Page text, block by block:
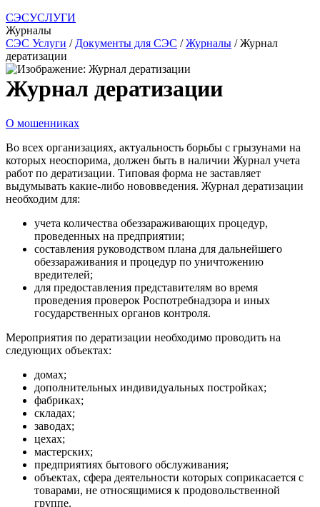
СЭСУСЛУГИ
Журналы
СЭС Услуги / Документы для СЭС /Журналы / Журнал
дератизации
Журнал дератизации
О мошенниках
Во всех организациях, актуальность борьбы с грызунами на
которых неоспорима, должен быть в наличии Журнал учета
работ по дератизации. Типовая форма не заставляет
выдумывать какие-либо нововведения. Журнал дератизации
необходим для:
учета количества обеззараживающих процедур,
проведенных на предприятии;
составления руководством плана для дальнейшего
обеззараживания и процедур по уничтожению
вредителей;
для предоставления представителям во время
проведения проверок Роспотребнадзора и иных
государственных органов контроля.
Мероприятия по дератизации необходимо проводить на
следующих объектах:
домах;
дополнительных индивидуальных постройках;
фабриках;
складах;
заводах;
цехах;
мастерских;
предприятиях бытового обслуживания;
объектах, сфера деятельности которых соприкасается с
товарами, не относящимися к продовольственной
группе.